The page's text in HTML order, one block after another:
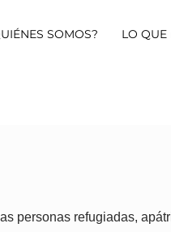
SOMOS? LO QUE
personas refugiadas,